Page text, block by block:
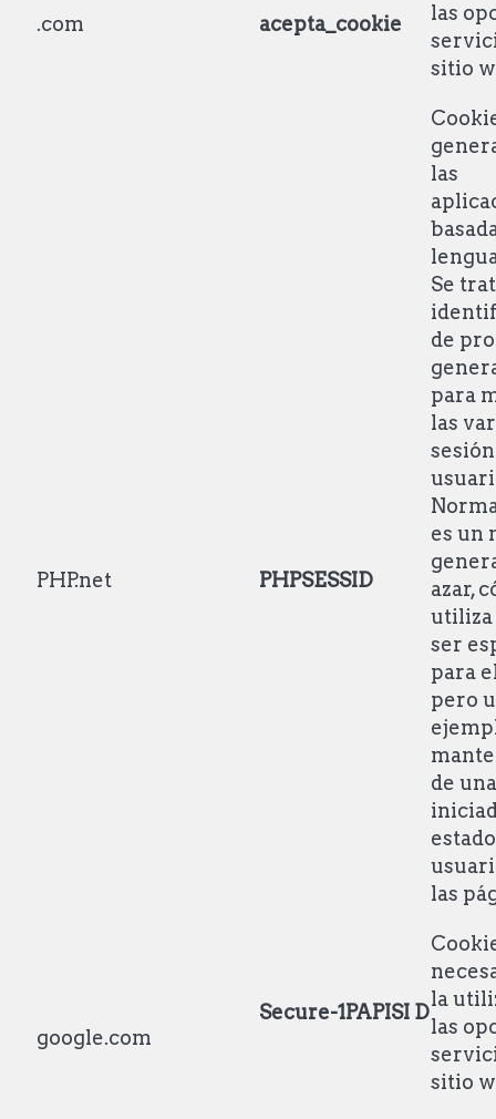
.com acepta_cookie
las
sitio
PHP.net PHPSESSID
las
Se
de
para
las
es un
azar,
utiliza
ser
para
pero
de
las
google.com
Secure-1PAPISI D
la
las
sitio